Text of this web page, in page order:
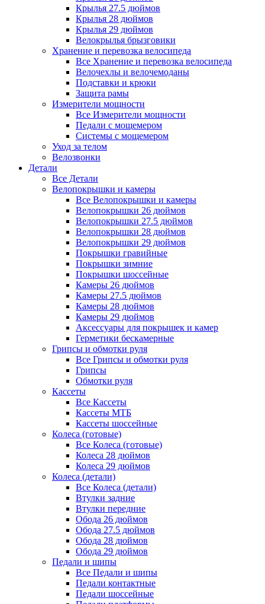
Крылья 27.5 дюймов
Крылья 28 дюймов
Крылья 29 дюймов
Велокрылья брызговики
Хранение и перевозка велосипеда
Все Хранение и перевозка велосипеда
Велочехлы и велочемоданы
Подставки и крюки
Защита рамы
Измерители мощности
Все Измерители мощности
Педали с мощемером
Системы с мощемером
Уход за телом
Велозвонки
Детали
Все Детали
Велопокрышки и камеры
Все Велопокрышки и камеры
Велопокрышки 26 дюймов
Велопокрышки 27.5 дюймов
Велопокрышки 28 дюймов
Велопокрышки 29 дюймов
Покрышки гравийные
Покрышки зимние
Покрышки шоссейные
Камеры 26 дюймов
Камеры 27.5 дюймов
Камеры 28 дюймов
Камеры 29 дюймов
Аксессуары для покрышек и камер
Герметики бескамерные
Грипсы и обмотки руля
Все Грипсы и обмотки руля
Грипсы
Обмотки руля
Кассеты
Все Кассеты
Кассеты МТБ
Кассеты шоссейные
Колеса (готовые)
Все Колеса (готовые)
Колеса 28 дюймов
Колеса 29 дюймов
Колеса (детали)
Все Колеса (детали)
Втулки задние
Втулки передние
Обода 26 дюймов
Обода 27.5 дюймов
Обода 28 дюймов
Обода 29 дюймов
Педали и шипы
Все Педали и шипы
Педали контактные
Педали шоссейные